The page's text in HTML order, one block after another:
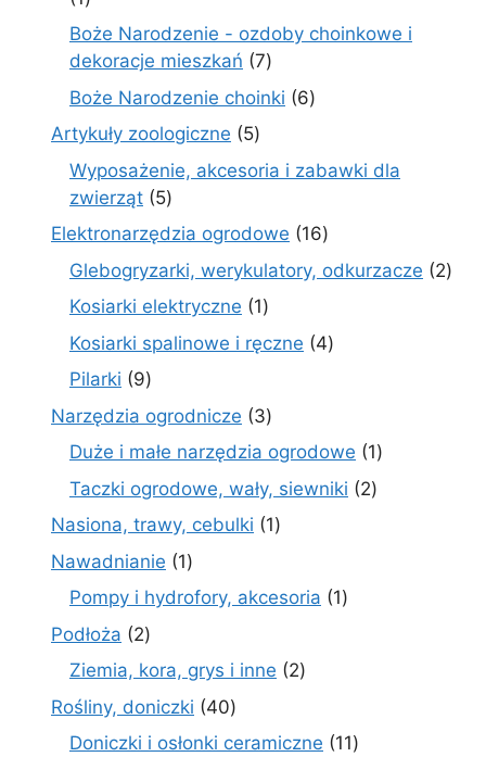
produkt
Boże Narodzenie - ozdoby choinkowe i
dekoracje mieszkań 77
produktów
Boże Narodzenie choinki 66
Artykuły zoologiczne 55
produktów
Wyposażenie, akcesoria i zabawki dla
zwierząt 55
produktów
Elektronarzędzia ogrodowe 1616
produktów
Glebogryzarki, werykulatory, odkurzacze 22
Kosiarki elektryczne 11
produkt
Kosiarki spalinowe i ręczne 44
Pilarki 99
produktów
Narzędzia ogrodnicze 33
produkty
Duże i małe narzędzia ogrodowe 11
Taczki ogrodowe, wały, siewniki 22
Nasiona, trawy, cebulki 11
Nawadnianie 11
produkt
Pompy i hydrofory, akcesoria 11
Podłoża 22
Ziemia, kora, grys i inne 22
Rośliny, doniczki 4040
produktów
Doniczki i osłonki ceramiczne 1111